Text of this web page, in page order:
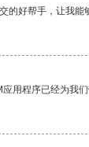
的好帮手，让我能
用程序已经为我们